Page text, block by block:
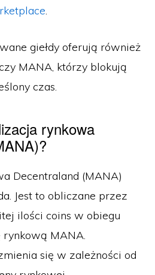
.
giełdy oferują również
MANA, którzy blokują
czas.
rynkowa
Decentraland (MANA)
Jest to obliczane przez
ilości coins w obiegu
rynkową MANA.
się w zależności od